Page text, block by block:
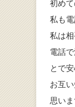
初め
私も
私は
電話
とで
お互
思いま